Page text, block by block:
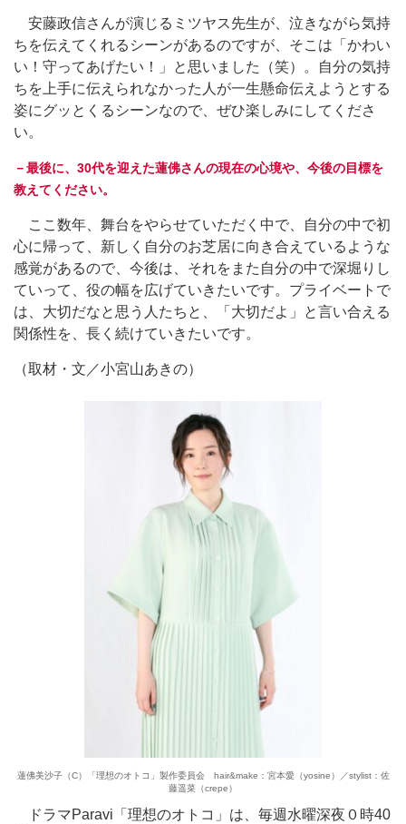
安藤政信さんが演じるミツヤス先生が、泣きながら気持
ちを伝えてくれるシーンがあるのですが、そこは「かわい
い！守ってあげたい！」と思いました（笑）。自分の気持
ちを上手に伝えられなかった人が一生懸命伝えようとする
姿にグッとくるシーンなので、ぜひ楽しみにしてくださ
い。
－最後に、30代を迎えた蓮佛さんの現在の心境や、今後の目標を
教えてください。
ここ数年、舞台をやらせていただく中で、自分の中で初
心に帰って、新しく自分のお芝居に向き合えているような
感覚があるので、今後は、それをまた自分の中で深堀りし
ていって、役の幅を広げていきたいです。プライベートで
は、大切だなと思う人たちと、「大切だよ」と言い合える
関係性を、長く続けていきたいです。
（取材・文／小宮山あきの）
蓮佛美沙子（C）「理想のオトコ」製作委員会 hair&make：宮本愛（yosine）／stylist：佐
藤遥菜（crepe）
ドラマParavi「理想のオトコ」は、毎週水曜深夜０時40